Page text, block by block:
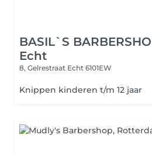
BASIL`S
Echt
8, Gelrestraat Echt 6101EW
Knippen kinderen t/m 12 jaar